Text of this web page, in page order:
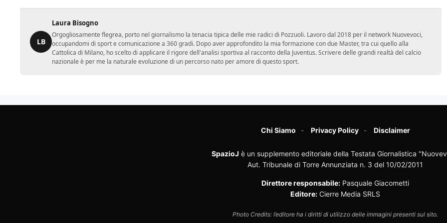
LB
Laura Bisogno
Orgogliosamente flegrea, porto nel giornalismo la tenacia tipica delle mie radici di Pozzuoli. Lavoro dal 2018 per il network Nuovevoci,
occupandomi di sport e comunicazione a 360 gradi. Dopo aver approfondito la mia formazione con due Master, tra cui quello alla
Cattolica di Milano, ho scelto di applicare il rigore dell'analisi sportiva al racconto della Juventus. Scrivere delle grandi realtà del calcio
nazionale è per me la naturale evoluzione di un percorso nato per amore di questo sport.
Chi Siamo Privacy Policy Disclaimer
SpazioJ è un supplemento editoriale della Testata Giornalistica
Aut. Tribunale di Torre Annunziata n. 3 del 10/02/2011
Direttore responsabile: Pasquale Giacometti
Editore: Cierre Media SRLS
Photo Credits: l’editore ha i diritti di utilizzo delle immagini presenti sul sito.